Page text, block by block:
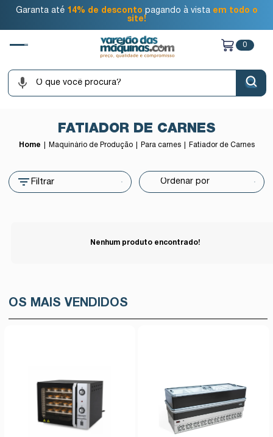
Garanta até 14% de desconto pagando à vista em todo o
site!
0
FATIADOR DE CARNES
Home Maquinário de Produção Para carnes Fatiador de Carnes
Filtrar
Nenhum produto encontrado!
OS MAIS VENDIDOS